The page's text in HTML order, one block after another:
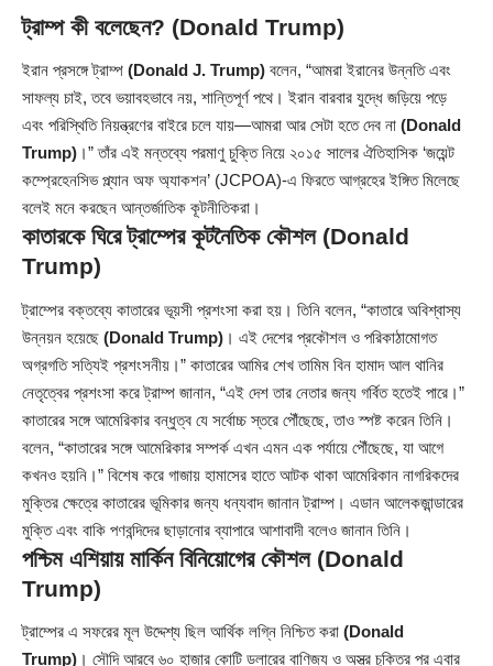
ট্রাম্প কী বলেছেন? (Donald Trump)
ইরান প্রসঙ্গে ট্রাম্প (Donald J. Trump) বলেন, “আমরা ইরানের উন্নতি এবং
সাফল্য চাই, তবে ভয়াবহভাবে নয়, শান্তিপূর্ণ পথে। ইরান বারবার যুদ্ধে জড়িয়ে পড়ে
এবং পরিস্থিতি নিয়ন্ত্রণের বাইরে চলে যায়—আমরা আর সেটা হতে দেব না (Donald
Trump) ।” তাঁর এই মন্তব্যে পরমাণু চুক্তি নিয়ে ২০১৫ সালের ঐতিহাসিক ‘জয়েন্ট
কম্প্রেহেনসিভ প্ল্যান অফ অ্যাকশন’ (JCPOA)-এ ফিরতে আগ্রহের ইঙ্গিত মিলেছে
বলেই মনে করছেন আন্তর্জাতিক কূটনীতিকরা।
কাতারকে ঘিরে ট্রাম্পের কূটনৈতিক কৌশল (Donald
Trump)
ট্রাম্পের বক্তব্যে কাতারের ভূয়সী প্রশংসা করা হয়। তিনি বলেন, “কাতারে অবিশ্বাস্য
উন্নয়ন হয়েছে (Donald Trump) । এই দেশের প্রকৌশল ও পরিকাঠামোগত
অগ্রগতি সত্যিই প্রশংসনীয়।” কাতারের আমির শেখ তামিম বিন হামাদ আল থানির
নেতৃত্বের প্রশংসা করে ট্রাম্প জানান, “এই দেশ তার নেতার জন্য গর্বিত হতেই পারে।”
কাতারের সঙ্গে আমেরিকার বন্ধুত্ব যে সর্বোচ্চ স্তরে পৌঁছেছে, তাও স্পষ্ট করেন তিনি।
বলেন, “কাতারের সঙ্গে আমেরিকার সম্পর্ক এখন এমন এক পর্যায়ে পৌঁছেছে, যা আগে
কখনও হয়নি।” বিশেষ করে গাজায় হামাসের হাতে আটক থাকা আমেরিকান নাগরিকদের
মুক্তির ক্ষেত্রে কাতারের ভূমিকার জন্য ধন্যবাদ জানান ট্রাম্প। এডান আলেকজ়ান্ডারের
মুক্তি এবং বাকি পণবন্দিদের ছাড়ানোর ব্যাপারে আশাবাদী বলেও জানান তিনি।
পশ্চিম এশিয়ায় মার্কিন বিনিয়োগের কৌশল (Donald
Trump)
ট্রাম্পের এ সফরের মূল উদ্দেশ্য ছিল আর্থিক লগ্নি নিশ্চিত করা (Donald
Trump) । সৌদি আরবে ৬০ হাজার কোটি ডলারের বাণিজ্য ও অস্ত্র চুক্তির পর এবার